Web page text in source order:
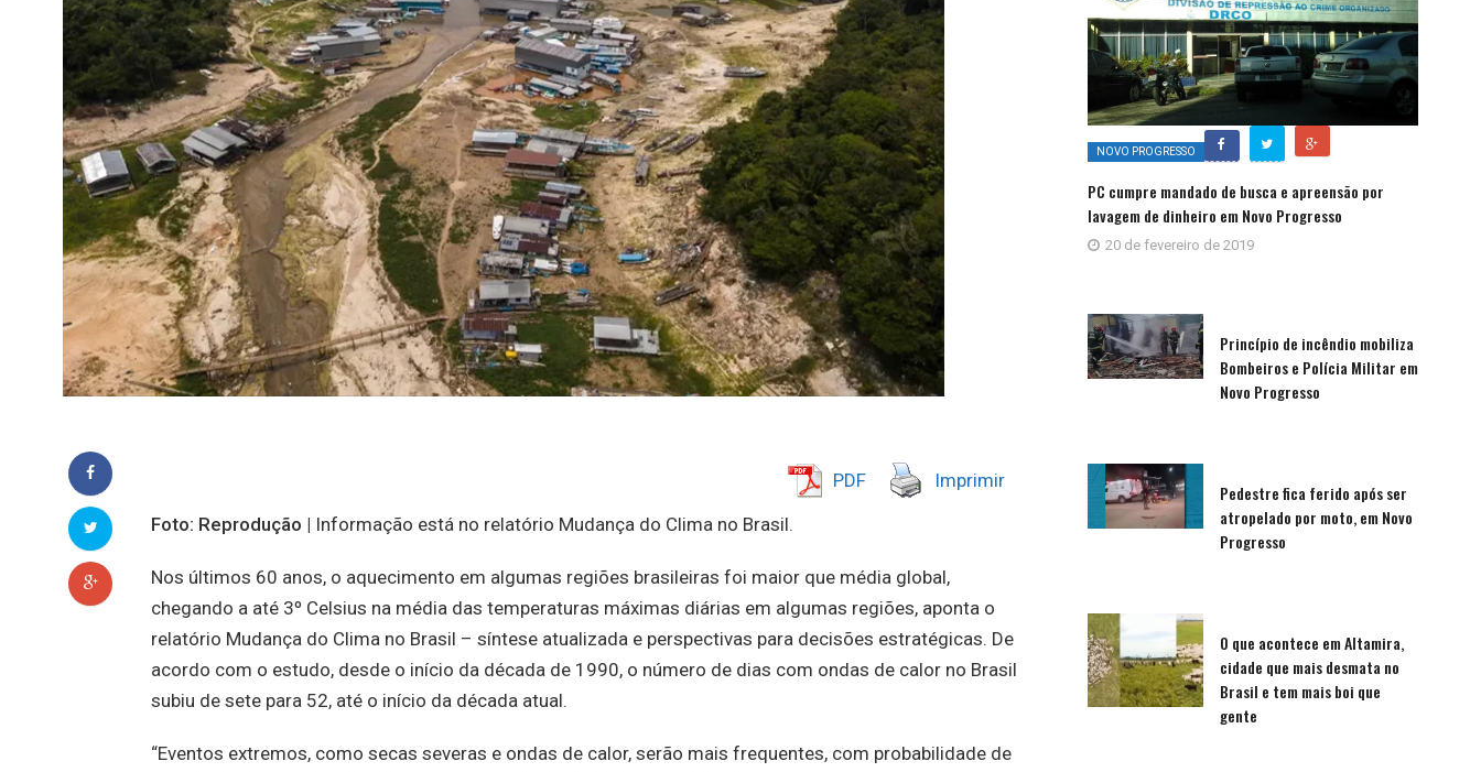
PDF Imprimir
Foto: Reprodução | Informação está no relatório Mudança do Clima no Brasil.
Nos últimos 60 anos, o aquecimento em algumas regiões brasileiras foi maior que média global,
chegando a até 3º Celsius na média das temperaturas máximas diárias em algumas regiões, aponta o
relatório Mudança do Clima no Brasil – síntese atualizada e perspectivas para decisões estratégicas. De
acordo com o estudo, desde o início da década de 1990, o número de dias com ondas de calor no Brasil
subiu de sete para 52, até o início da década atual.
“Eventos extremos, como secas severas e ondas de calor, serão mais frequentes, com probabilidade de
NOVO PROGRESSO
PC cumpre mandado de busca e apreensão por
lavagem de dinheiro em Novo Progresso
20 de fevereiro de 2019
Princípio de incêndio mobiliza
Bombeiros e Polícia Militar em
Novo Progresso
Pedestre fica ferido após ser
atropelado por moto, em Novo
Progresso
O que acontece em Altamira,
cidade que mais desmata no
Brasil e tem mais boi que
gente